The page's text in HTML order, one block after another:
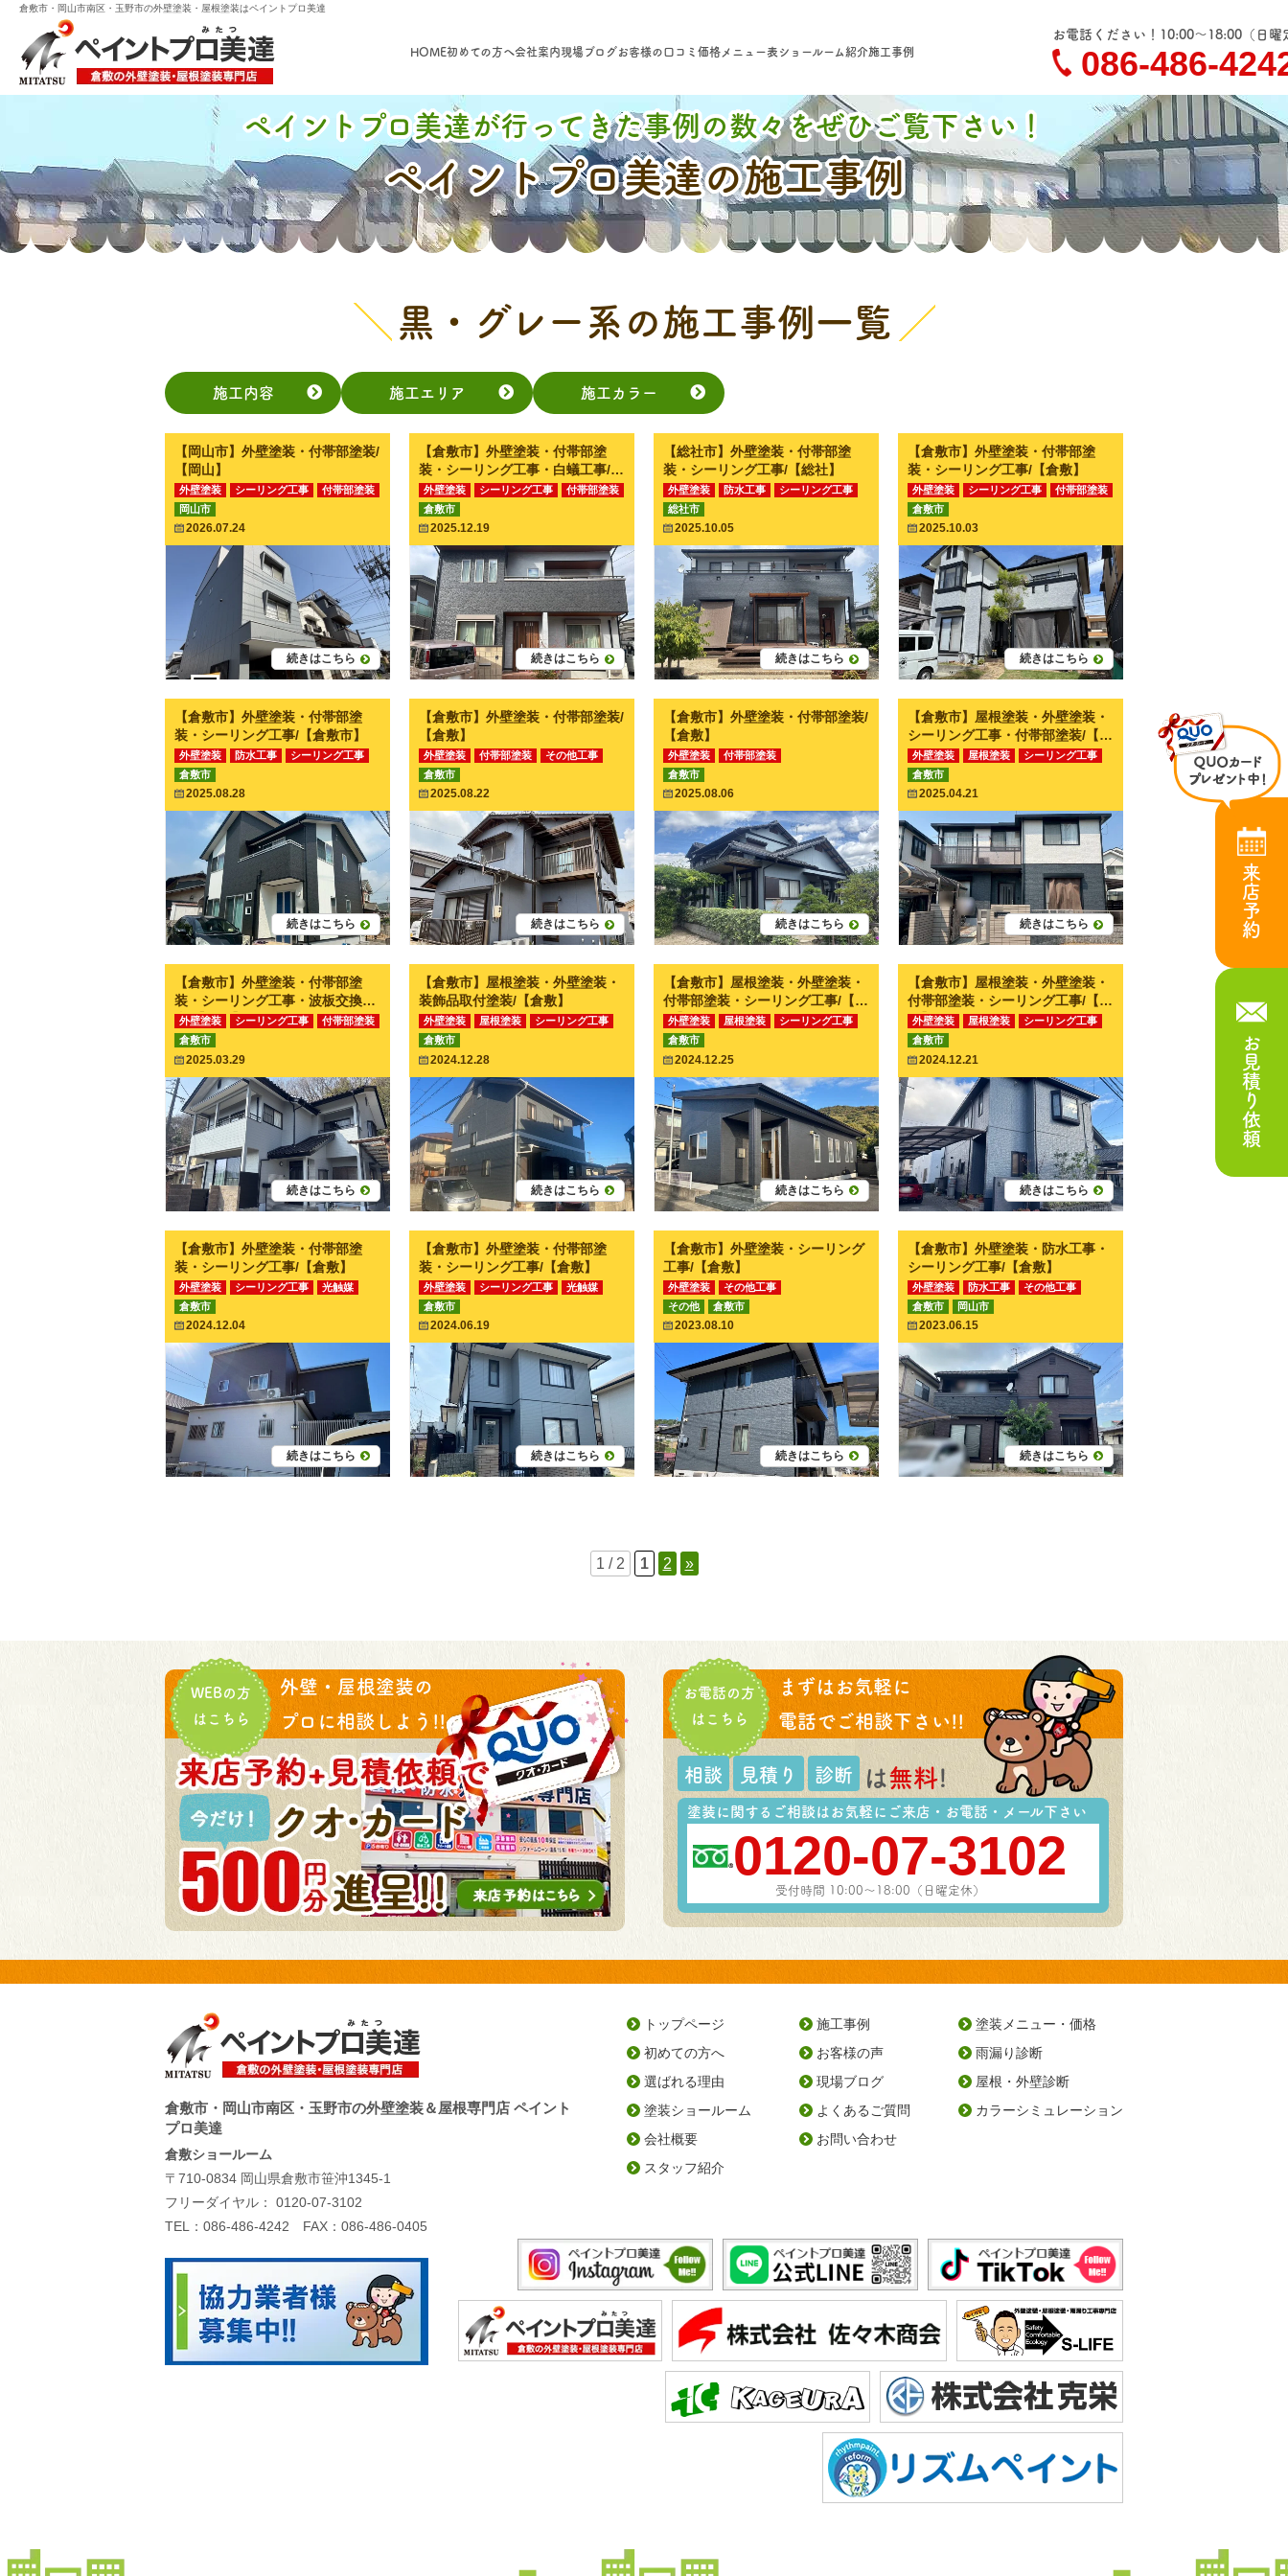
倉敷市・岡山市南区・玉野市の外壁塗装・屋根塗装はペイントプロ美達
HOME初めての方へ会社案内現場ブログお客様の口コミ 価格メニュー表 ショールーム紹介施工事例
お電話ください！10:00～18:00 （日
086-486-
来店予約
お見積り依頼
ペイントプロ美達が行ってきた事例の数々をぜひご覧下さい！
ペイントプロ美達の施工事例
黒・グレー系の施工事例一覧
施工内容 施工エリア 施工カラー
【岡山市】外壁塗装・付帯部塗装/
【岡山】
2026.07.24
続きはこちら
外壁塗装 シーリング工事
付帯部塗装
岡山市
【倉敷市】外壁塗装・付帯部塗
装・シーリング工事・白蟻工事/
【倉敷】
2025.12.19
続きはこちら
外壁塗装 シーリング工事
付帯部塗装
その他工事
倉敷市
【総社市】外壁塗装・付帯部塗
装・シーリング工事/【総社】
2025.10.05
続きはこちら
外壁塗装 防水工事
シーリング工事
付帯部塗装
総社市
【倉敷市】外壁塗装・付帯部塗
装・シーリング工事/【倉敷】
2025.10.03
続きはこちら
外壁塗装 シーリング工事
付帯部塗装
その他工事
倉敷市
【倉敷市】外壁塗装・付帯部塗
装・シーリング工事/【倉敷市】
2025.08.28
続きはこちら
外壁塗装 防水工事
シーリング工事
付帯部塗装
倉敷市
【倉敷市】外壁塗装・付帯部塗装/
【倉敷】
2025.08.22
続きはこちら
外壁塗装 付帯部塗装
その他工事
倉敷市
【倉敷市】外壁塗装・付帯部塗装/
【倉敷】
2025.08.06
続きはこちら
外壁塗装
付帯部塗装
倉敷市
【倉敷市】屋根塗装・外壁塗装・
シーリング工事・付帯部塗装/【倉
敷】
2025.04.21
続きはこちら
外壁塗装 屋根塗装
シーリング工事
付帯部塗装
倉敷市
【倉敷市】外壁塗装・付帯部塗
装・シーリング工事・波板交換工
事/【倉敷】
2025.03.29
続きはこちら
外壁塗装 シーリング工事
付帯部塗装
その他工事
倉敷市
【倉敷市】屋根塗装・外壁塗装・
装飾品取付塗装/【倉敷】
2024.12.28
続きはこちら
外壁塗装 屋根塗装
シーリング工事
付帯部塗装
倉敷市
【倉敷市】屋根塗装・外壁塗装・
付帯部塗装・シーリング工事/【倉
敷】
2024.12.25
続きはこちら
外壁塗装 屋根塗装
シーリング工事
付帯部塗装
倉敷市
【倉敷市】屋根塗装・外壁塗装・
付帯部塗装・シーリング工事/【倉
敷】
2024.12.21
続きはこちら
外壁塗装 屋根塗装
シーリング工事
付帯部塗装
倉敷市
【倉敷市】外壁塗装・付帯部塗
装・シーリング工事/【倉敷】
2024.12.04
続きはこちら
外壁塗装 シーリング工事
光触媒
付帯部塗装
倉敷市
【倉敷市】外壁塗装・付帯部塗
装・シーリング工事/【倉敷】
2024.06.19
続きはこちら
外壁塗装 シーリング工事
光触媒
付帯部塗装
倉敷市
【倉敷市】外壁塗装・シーリング
工事/【倉敷】
2023.08.10
続きはこちら
外壁塗装
その他工事
その他
倉敷市
【倉敷市】外壁塗装・防水工事・
シーリング工事/【倉敷】
2023.06.15
続きはこちら
外壁塗装 防水工事
その他工事
倉敷市
岡山市
1 / 2 1 2 »
お電話の方
はこちら
まずはお気軽に
電話でご相談下さい!!
相談 見積り 診断 は無料!
塗装に関するご相談はお気軽にご来店・お電話・メール下さい
0120-07-3102
受付時間 10:00～18:00（日曜定休）
WEBの方
はこちら
外壁・屋根塗装の
プロに相談しよう!!
倉敷市・岡山市南区・玉野市の外壁塗装＆屋根専門店 ペイント
プロ美達
倉敷ショールーム
〒710-0834 岡山県倉敷市笹沖1345-1
フリーダイヤル： 0120-07-3102
TEL： 086-486-4242 FAX：086-486-0405
トップページ
初めての方へ
選ばれる理由
塗装ショールーム
会社概要
スタッフ紹介
施工事例
お客様の声
現場ブログ
よくあるご質問
お問い合わせ
塗装メニュー・価格
雨漏り診断
屋根・外壁診断
カラーシミュレーション